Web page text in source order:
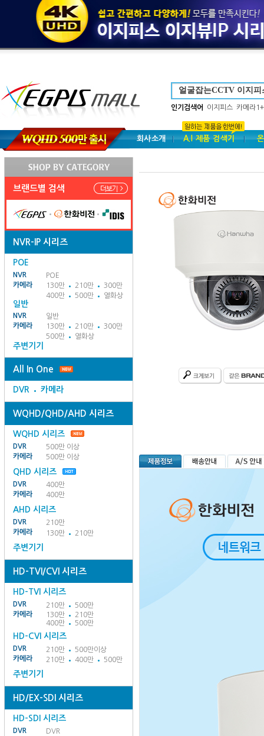
인기검색어 이지피스 카메라
회사소개 A.I 제품 검색기
브랜드별 검색
NVR-IP 시리즈
POE
NVR
POE
카메라
130만 210만
300만
400만
500만 열화상
일반
NVR
일반
카메라
130만 210만
300만
500만
열화상
주변기기
All In One
DVR 카메라
WQHD/QHD/AHD 시리즈
WQHD 시리즈
DVR
500만 이상
카메라
500만 이상
QHD 시리즈
DVR
400만
카메라
400만
AHD 시리즈
DVR
210만
카메라
130만 210만
주변기기
HD-TVI/CVI 시리즈
HD-TVI 시리즈
DVR 210만
500만
카메라
130만
210만
400만
500만
HD-CVI 시리즈
DVR 210만
500만이상
카메라
210만 400만 500만
주변기기
HD/EX-SDI 시리즈
HD-SDI 시리즈
DVR
DVR